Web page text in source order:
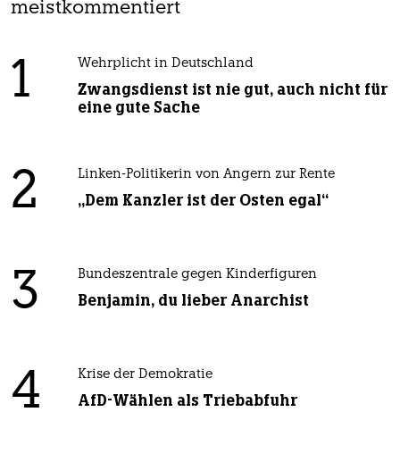
meistkommentiert
1 Wehrplicht in Deutschland
Zwangsdienst ist nie gut, auch nicht für
eine gute Sache
2 Linken-Politikerin von Angern zur Rente
„Dem Kanzler ist der Osten egal“
3 Bundeszentrale gegen Kinderfiguren
Benjamin, du lieber Anarchist
4 Krise der Demokratie
AfD-Wählen als Triebabfuhr